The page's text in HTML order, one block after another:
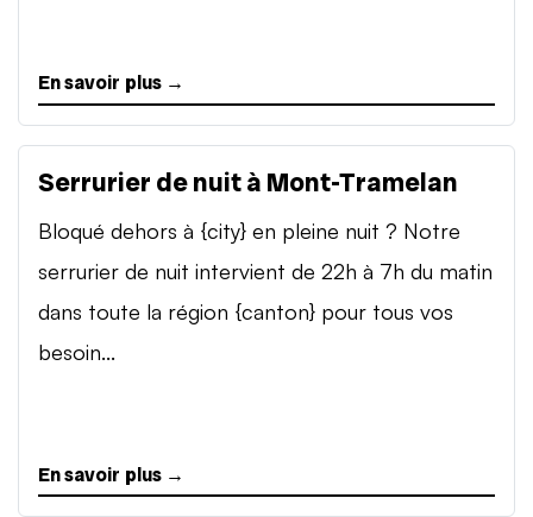
En savoir plus →
Serrurier de nuit à Mont-Tramelan
Bloqué dehors à {city} en pleine nuit ? Notre
serrurier de nuit intervient de 22h à 7h du matin
dans toute la région {canton} pour tous vos
besoin...
En savoir plus →